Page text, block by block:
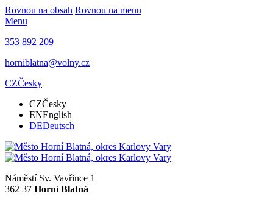
Rovnou na obsah Rovnou na menu
Menu
353 892 209
horniblatna@volny.cz
CZČesky
CZČesky
ENEnglish
DEDeutsch
Náměstí Sv. Vavřince 1
362 37 Horní Blatná